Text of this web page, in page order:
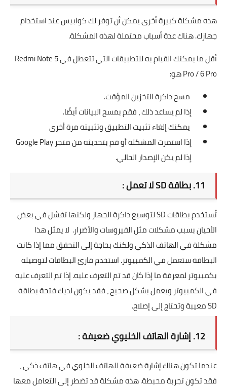
هذه مشكلة كبيرة أخرى يمكن أن توفر لك كوابيس عند استخدام
جهازك. هناك عدة أسباب محتملة لهذه المشكلة.
أقل ما يمكنك القيام به للتطبيقات التي تتعطل في Redmi Note 5
Pro / 6 Pro هو:
مسح ذاكرة التخزين المؤقت.
إذا لم يساعد ذلك ، فقم بمسح البيانات أيضًا.
يمكنك إلغاء تثبيت التطبيق وتثبيته مرة أخرى
إذا استمرت المشكلة أو قم بتحديثه من متجر Google Play
إذا لم يكن الإصدار الحالي.
11. بطاقة SD لا تعمل :
تُستخدم بطاقات SD لتوسيع ذاكرة الجهاز ولكنها تفشل في بعض
الأحيان بسبب مشكلات مثل الفيروسات والأضرار. لا يمثل هذا
مشكلة في الهاتف الذكي ولكنك بحاجة إلى التحقق مما إذا كانت
البطاقة ستعمل في الكمبيوتر. استخدم قارئ البطاقات لتوصيله
بكمبيوتر لمعرفة ما إذا كان قد تم التعرف عليه. إذا تم التعرف عليه
في الكمبيوتر ويعمل بشكل صحيح ، فقد يكون لديك فتحة بطاقة
SD معيبة وتحتاج إلى إصلاح.
12. إشارة الهاتف الخليوي ضعيفة :
عندما تكون هناك إشارة ضعيفة للهاتف الخلوي في هاتف ذكي ،
فقد تكون تجربة محبطة. هذه مشكلة قد تضطر إلى التعامل معها